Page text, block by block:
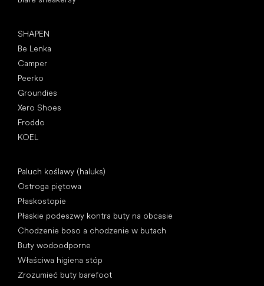
SHAPEN
Be Lenka
Camper
Peerko
Groundies
Xero Shoes
Froddo
KOEL
Paluch koślawy (haluks)
Ostroga piętowa
Płaskostopie
Płaskie podeszwy kontra buty na obcasie
Chodzenie boso a chodzenie w butach
Buty wodoodporne
Właściwa higiena stóp
Zrozumieć buty barefoot